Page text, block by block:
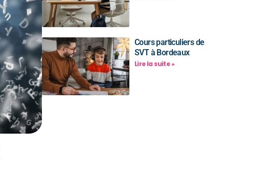
Cours particuliers de
SVT à Bordeaux
Lire la suite »